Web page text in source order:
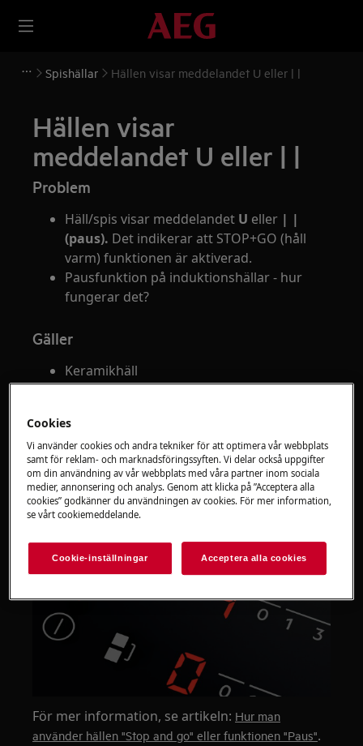
Spishällar Hällen visar meddelandet U eller | |
Hällen visar
meddelandet U eller | |
Problem
Häll/spis visar meddelandet U eller | |
(paus). Det indikerar att STOP+GO (håll
varm) funktionen är aktiverad.
Pausfunktion på induktionshällar - hur
fungerar det?
Gäller
Keramikhäll
Induktionshäll
Lösning
1. För att avaktivera, klicka på STOP+GO eller
| | (paus)-knappen.
För mer information, se artikeln: Hur man
använder hällen "Stop and go" eller funktionen "Paus".
Cookies
Vi använder cookies och andra tekniker för att optimera vår webbplats
samt för reklam- och marknadsföringssyften. Vi delar också uppgifter
om din användning av vår webbplats med våra partner inom sociala
medier, annonsering och analys. Genom att klicka på ”Acceptera alla
cookies” godkänner du användningen av cookies. För mer information,
se vårt cookiemeddelande.
Cookie-inställningar Acceptera alla cookies